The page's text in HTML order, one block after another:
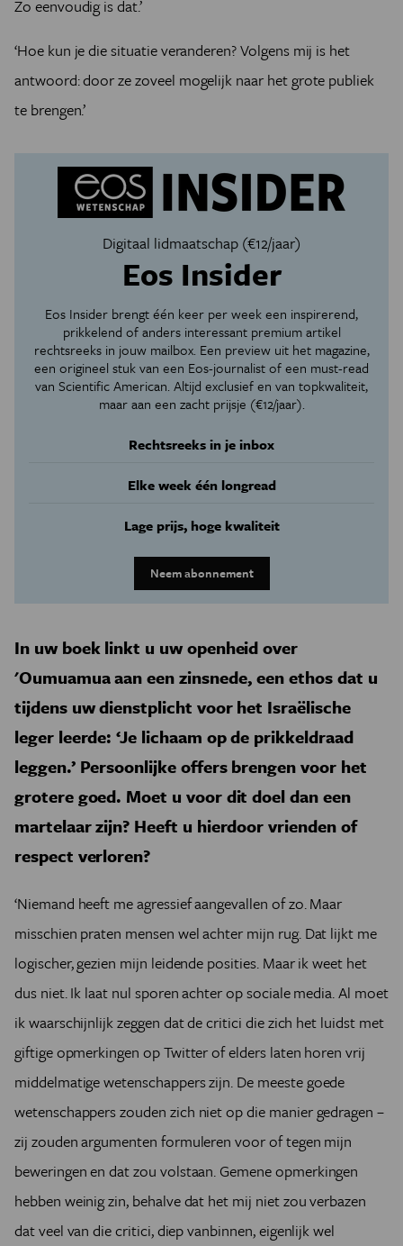
Zo eenvoudig is dat.’
‘Hoe kun je die situatie veranderen? Volgens mij is het
antwoord: door ze zoveel mogelijk naar het grote publiek
te brengen.’
Digitaal lidmaatschap (€12/jaar)
Eos Insider
Eos Insider brengt één keer per week een inspirerend,
prikkelend of anders interessant premium artikel
rechtsreeks in jouw mailbox. Een preview uit het magazine,
een origineel stuk van een Eos-journalist of een must-read
van Scientific American. Altijd exclusief en van topkwaliteit,
maar aan een zacht prijsje (€12/jaar).
Rechtsreeks in je inbox
Elke week één longread
Lage prijs, hoge kwaliteit
Neem abonnement
In uw boek linkt u uw openheid over
'Oumuamua aan een zinsnede, een ethos dat u
tijdens uw dienstplicht voor het Israëlische
leger leerde: ‘Je lichaam op de prikkeldraad
leggen.’ Persoonlijke offers brengen voor het
grotere goed. Moet u voor dit doel dan een
martelaar zijn? Heeft u hierdoor vrienden of
respect verloren?
‘Niemand heeft me agressief aangevallen of zo. Maar
misschien praten mensen wel achter mijn rug. Dat lijkt me
logischer, gezien mijn leidende posities. Maar ik weet het
dus niet. Ik laat nul sporen achter op sociale media. Al moet
ik waarschijnlijk zeggen dat de critici die zich het luidst met
giftige opmerkingen op Twitter of elders laten horen vrij
middelmatige wetenschappers zijn. De meeste goede
wetenschappers zouden zich niet op die manier gedragen –
zij zouden argumenten formuleren voor of tegen mijn
beweringen en dat zou volstaan. Gemene opmerkingen
hebben weinig zin, behalve dat het mij niet zou verbazen
dat veel van die critici, diep vanbinnen, eigenlijk wel